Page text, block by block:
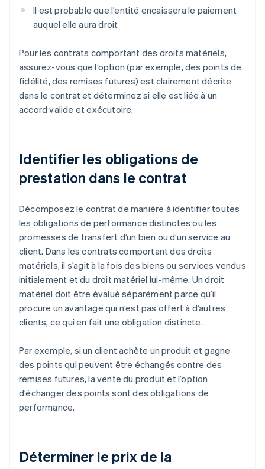
Il est probable que l’entité encaissera le paiement
auquel elle aura droit
Pour les contrats comportant des droits matériels,
assurez-vous que l’option (par exemple, des points de
fidélité, des remises futures) est clairement décrite
dans le contrat et déterminez si elle est liée à un
accord valide et exécutoire.
Identifier les obligations de
prestation dans le contrat
Décomposez le contrat de manière à identifier toutes
les obligations de performance distinctes ou les
promesses de transfert d’un bien ou d’un service au
client. Dans les contrats comportant des droits
matériels, il s’agit à la fois des biens ou services vendus
initialement et du droit matériel lui-même. Un droit
matériel doit être évalué séparément parce qu’il
procure un avantage qui n’est pas offert à d’autres
clients, ce qui en fait une obligation distincte.
Par exemple, si un client achète un produit et gagne
des points qui peuvent être échangés contre des
remises futures, la vente du produit et l’option
d’échanger des points sont des obligations de
performance.
Déterminer le prix de la